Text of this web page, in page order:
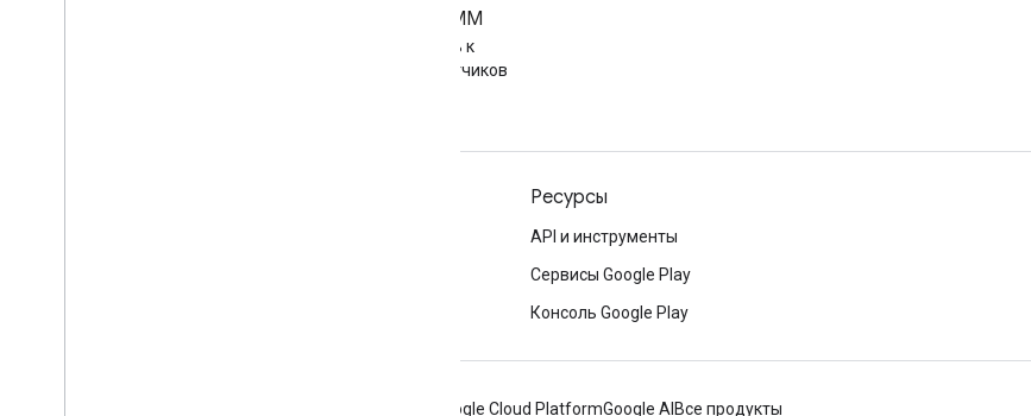
Сообщество ЭММ
Присоединяйтесь к
сообществу разработчиков
Ресурсы
API и инструменты
Сервисы Google Play
Консоль Google Play
Google Cloud PlatformGoogle AI Все продукты